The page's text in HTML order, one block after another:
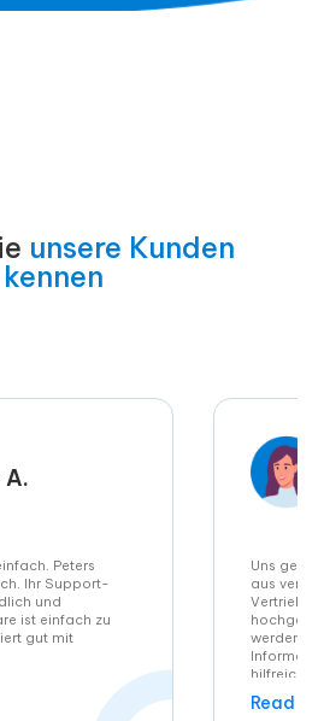
unsere Kunden
kennen
A.
Peters
Ihr Support-
und
ist einfach zu
gut mit
Uns
aus
werden.
hilfreich
hatten.
Read